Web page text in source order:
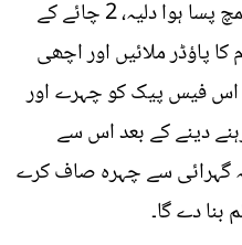
چمچ آم کا گودا، ایک کھانے کا چمچ پسا ہوا دلیہ، 2 چائے کے
دودھ اور 3 سے 4 بادام کا پاؤڈر ملائیں اور اچھی
اس فیس پیک کو چہرے اور
15 منٹ لگا رہنے دینے کے بعد اس سے
گہرائی سے چہرہ صاف کرے
بنا دے گا۔